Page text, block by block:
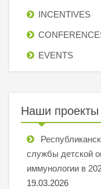
INCENTIVES
EVENTS
Наши проекты
службы детской
иммунологии в
19.03.2026